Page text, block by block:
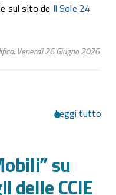
sul sito de Il Sole 24
Venerdì 26 Giugno 2026
Leggi tutto
su
delle CCIE